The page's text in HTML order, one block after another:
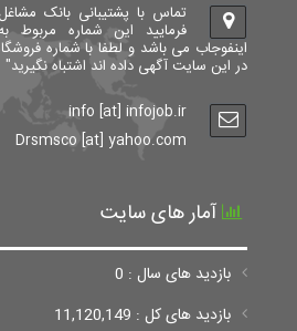
تماس با پشتیبانی بانک
فرمایید این شماره
اینفوجاب می باشد و لطفا با شماره
در این سایت آگهی داده اند اشتباه نگیرید"
info [at] infojob.ir
Drsmsco [at] yahoo.com
آمار های سایت
بازدید های سال : 0
بازدید های کل : 11,120,149